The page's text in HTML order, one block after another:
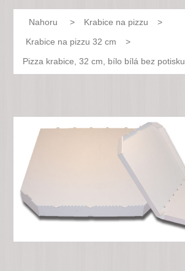
Nahoru > Krabice na pizzu
>
Krabice na pizzu 32 cm
>
Pizza krabice, 32 cm, bílo bílá bez potisku